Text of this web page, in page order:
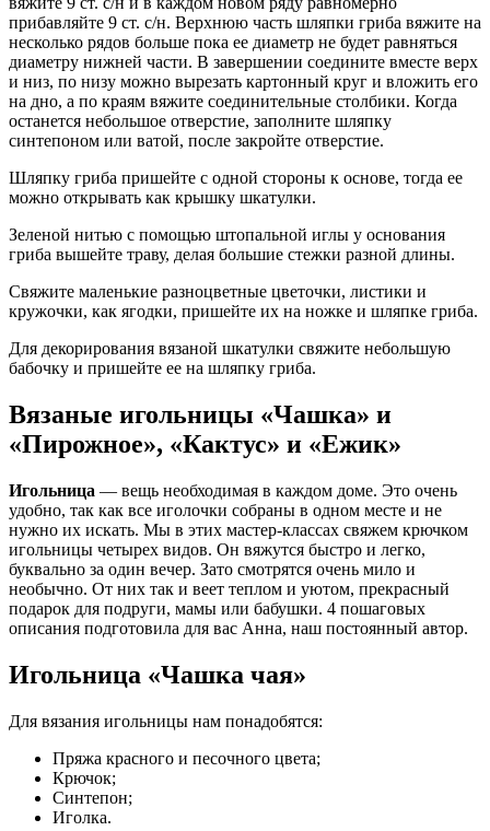
прибавляйте 9 ст. с/н. Верхнюю часть шляпки гриба вяжите на
несколько рядов больше пока ее диаметр не будет равняться
диаметру нижней части. В завершении соедините вместе верх
и низ, по низу можно вырезать картонный круг и вложить его
на дно, а по краям вяжите соединительные столбики. Когда
останется небольшое отверстие, заполните шляпку
синтепоном или ватой, после закройте отверстие.
Шляпку гриба пришейте с одной стороны к основе, тогда ее
можно открывать как крышку шкатулки.
Зеленой нитью с помощью штопальной иглы у основания
гриба вышейте траву, делая большие стежки разной длины.
Свяжите маленькие разноцветные цветочки, листики и
кружочки, как ягодки, пришейте их на ножке и шляпке гриба.
Для декорирования вязаной шкатулки свяжите небольшую
бабочку и пришейте ее на шляпку гриба.
Вязаные игольницы «Чашка» и
«Пирожное», «Кактус» и «Ежик»
Игольница — вещь необходимая в каждом доме. Это очень
удобно, так как все иголочки собраны в одном месте и не
нужно их искать. Мы в этих мастер-классах свяжем крючком
игольницы четырех видов. Он вяжутся быстро и легко,
буквально за один вечер. Зато смотрятся очень мило и
необычно. От них так и веет теплом и уютом, прекрасный
подарок для подруги, мамы или бабушки. 4 пошаговых
описания подготовила для вас Анна, наш постоянный автор.
Игольница «Чашка чая»
Для вязания игольницы нам понадобятся:
Пряжа красного и песочного цвета;
Крючок;
Синтепон;
Иголка.